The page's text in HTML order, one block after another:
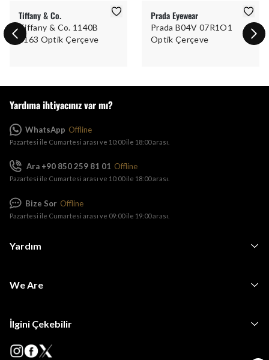
Tiffany & Co.
Tiffany & Co. 1140B
6163 Optik Çerçeve
Prada Eyewear
Prada B04V 07R1O1
Optik Çerçeve
Yardım
We Are
İlgini Çekebilir
Yardıma ihtiyacınız var mı?
WhatsApp Offline
Pazartesi ile Cumartesi arası ve 10:00 ile 18:00 arası.
Ara +90 850 259 81 01 Offline
Pazartesi ile Cumartesi arası ve 10:00 ile 18:00 arası.
Bize Sor Offline
Pazartesi ile Cumartesi arası ve 09:00 ile 19:00 arası.